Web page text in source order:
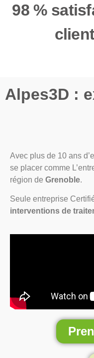
98 %
Alpes3D :
Avec plus de 10 ans
se placer comme
région de Grenoble.
Seule entreprise
interventions de